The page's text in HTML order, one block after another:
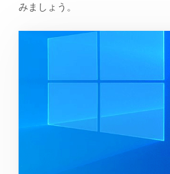
みましょう。